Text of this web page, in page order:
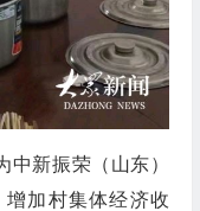
新振荣（山东）
加村集体经济收